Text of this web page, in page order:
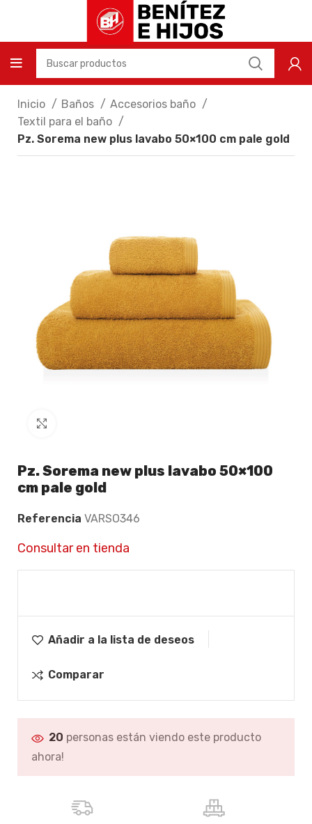
Inicio Baños
Accesorios baño
Textil para el baño
Pz. Sorema new plus lavabo 50×100 cm pale gold
Pz. Sorema new plus lavabo 50×100
cm pale gold
Referencia VARSO346
Consultar en tienda
Añadir a la lista de deseos
Comparar
20 personas están viendo este producto
ahora!